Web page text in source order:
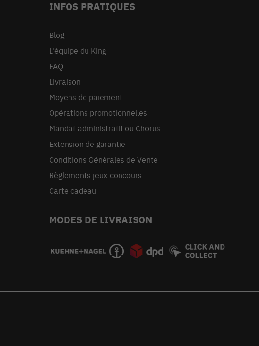
INFOS PRATIQUES
Blog
L'équipe du King
FAQ
Livraison
Moyens de paiement
Opérations promotionnelles
Mandat administratif ou Chorus
Extension de garantie
Conditions Générales de Vente
Règlements jeux-concours
Carte cadeau
MODES DE LIVRAISON